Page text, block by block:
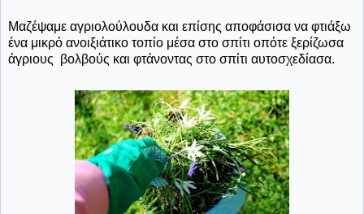
Μαζέψαμε αγριολούλουδα και επίσης αποφάσισα να φτιάξω
ένα μικρό ανοιξιάτικο τοπίο μέσα στο σπίτι οπότε ξερίζωσα
άγριους βολβούς και φτάνοντας στο σπίτι αυτοσχεδίασα.